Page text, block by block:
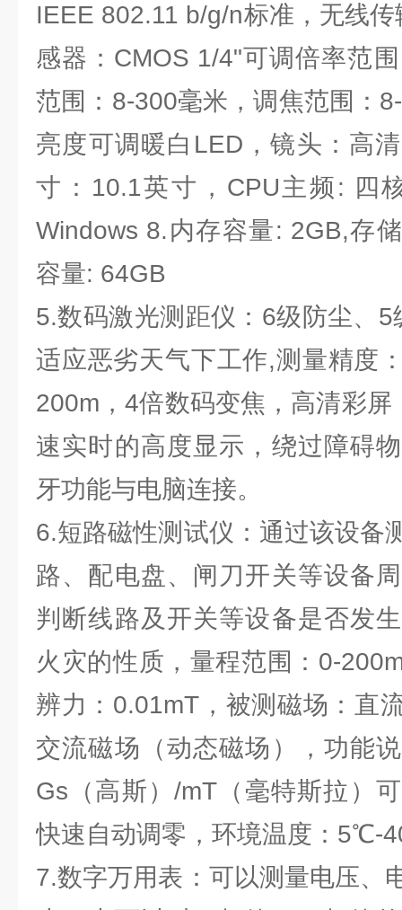
IEEE 802.11 b/g/n标准，无线
感器：CMOS 1/4"可调倍率范
范围：8-300毫米，调焦范围：
亮度可调暖白LED，镜头：高
寸：10.1英寸，CPU主频: 四
Windows 8.内存容量: 2GB,存
容量: 64GB
5.数码激光测距仪：6级防尘、
适应恶劣天气下工作,测量精度
200m，4倍数码变焦，高清彩
速实时的高度显示，绕过障碍
牙功能与电脑连接。
6.短路磁性测试仪：通过该设备
路、配电盘、闸刀开关等设备
判断线路及开关等设备是否发
火灾的性质，量程范围：0-
辨力：0.01mT，被测磁场：直
交流磁场（动态磁场），功能
Gs（高斯）/mT（毫特斯拉）
快速自动调零，环境温度：5℃-
7.数字万用表：可以测量电压、